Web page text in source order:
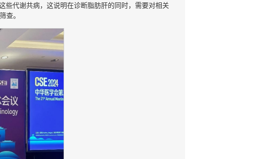
些代谢共病，这说明在诊断脂肪肝的同时，需要对相关
查。